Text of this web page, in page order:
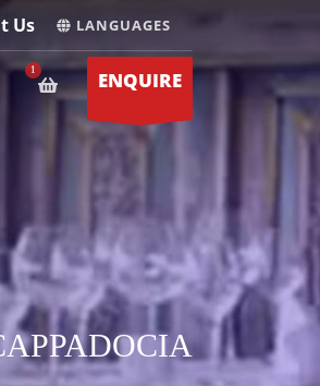
Us LANGUAGES
ENQUIRE